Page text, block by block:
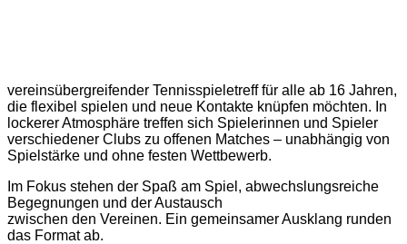
vereinsübergreifender Tennisspieletreff für alle ab 16 Jahren,
die flexibel spielen und neue Kontakte knüpfen möchten. In
lockerer Atmosphäre treffen sich Spielerinnen und Spieler
verschiedener Clubs zu offenen Matches – unabhängig von
Spielstärke und ohne festen Wettbewerb.
Im Fokus stehen der Spaß am Spiel, abwechslungsreiche
Begegnungen und der Austausch
zwischen den Vereinen. Ein gemeinsamer Ausklang runden
das Format ab.